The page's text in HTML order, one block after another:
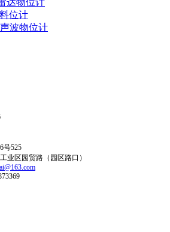
位计
波物位计
号525
工业区园贸路（园区路口）